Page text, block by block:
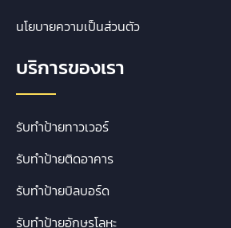
นโยบายความเป็นส่วนตัว
บริการของเรา
รับทำป้ายทาวเวอร์
รับทำป้ายติดอาคาร
รับทำป้ายบิลบอร์ด
รับทำป้ายอักษรโลหะ